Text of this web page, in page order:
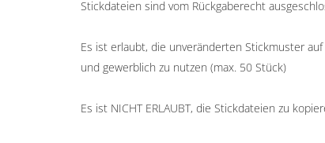
Stickdateien sind vom Rückgaberecht
Es ist erlaubt, die unveränderten Stickmuster
und gewerblich zu nutzen (max. 50 Stück)
Es ist NICHT ERLAUBT, die Stickdateien zu